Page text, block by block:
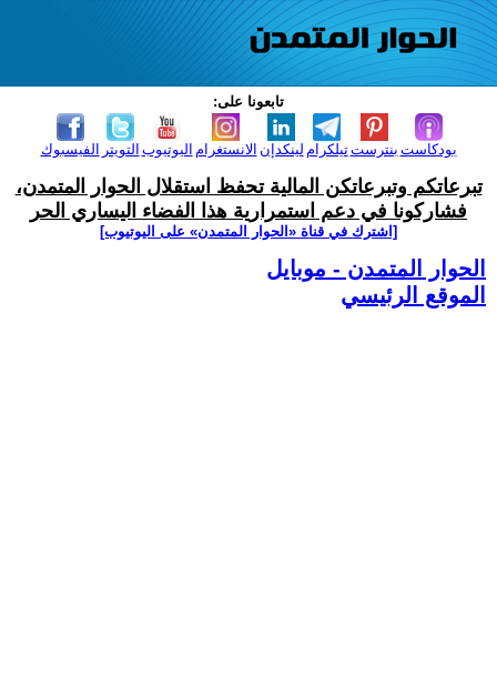
تابعونا على:
الفيسبوك التويتر اليوتيوب الانستغرام لينكدإن تيلكرامبنترست بودكاست
تبرعاتكم وتبرعاتكن المالية تحفظ استقلال الحوار المتمدن،
فشاركونا في دعم استمرارية هذا الفضاء اليساري الحر
[اشترك في قناة ‫«الحوار المتمدن» على اليوتيوب]
الحوار المتمدن - موبايل
الموقع الرئيسي